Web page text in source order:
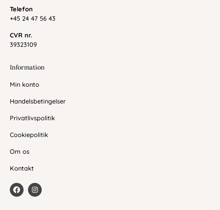
Telefon
+45 24 47 56 43
CVR nr.
39323109
Information
Min konto
Handelsbetingelser
Privatlivspolitik
Cookiepolitik
Om os
Kontakt
F
a
c
I
n
s